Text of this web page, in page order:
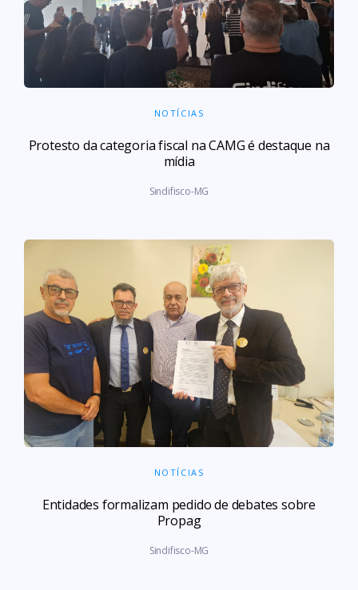
NOTÍCIAS
Protesto da categoria fiscal na CAMG é destaque na
mídia
Sindifisco-MG
NOTÍCIAS
Entidades formalizam pedido de debates sobre
Propag
Sindifisco-MG